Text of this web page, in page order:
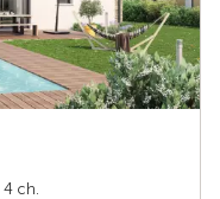
| 4 ch.